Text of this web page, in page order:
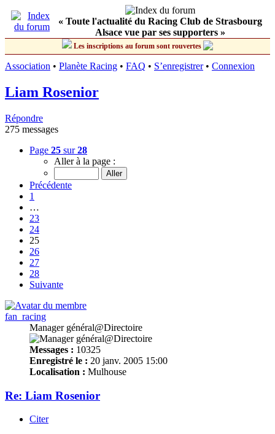
« Toute l'actualité du Racing Club de Strasbourg
Alsace vue par ses supporters »
Les inscriptions au forum sont rouvertes
Association • Planète Racing • FAQ • S’enregistrer• Connexion
Liam Rosenior
Répondre
275 messages
Page 25 sur28
Aller à la page :
Précédente
1
…
23
24
25
26
27
28
Suivante
fan_racing
Manager général@Directoire
Messages : 10325
Enregistré le : 20 janv. 2005 15:00
Localisation : Mulhouse
Re: Liam Rosenior
Citer